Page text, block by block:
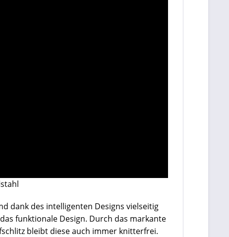
dank des intelligenten Designs vielseitig
funktionale Design. Durch das markante
bleibt diese auch immer knitterfrei.